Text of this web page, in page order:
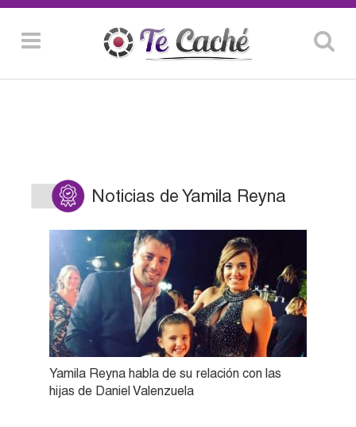
Noticias de Yamila Reyna
Yamila Reyna habla de su relación con las
hijas de Daniel Valenzuela